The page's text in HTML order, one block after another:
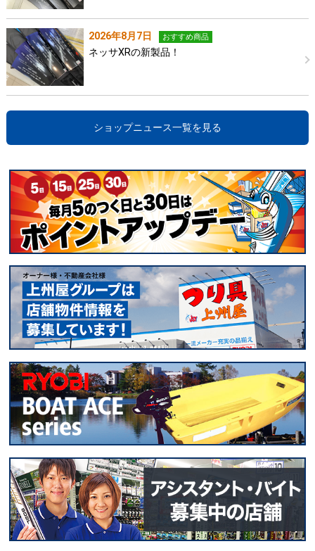
2026年8月7日 おすすめ商品
ネッサXRの新製品！
ショップニュース一覧を見る